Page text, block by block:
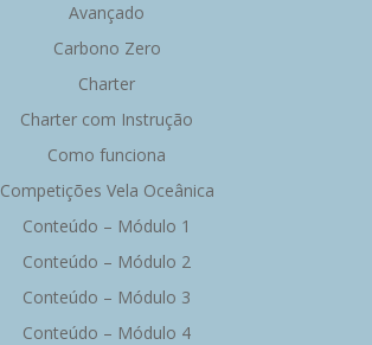
Avançado
Carbono Zero
Charter
Charter com Instrução
Como funciona
Competições Vela Oceânica
Conteúdo – Módulo 1
Conteúdo – Módulo 2
Conteúdo – Módulo 3
Conteúdo – Módulo 4